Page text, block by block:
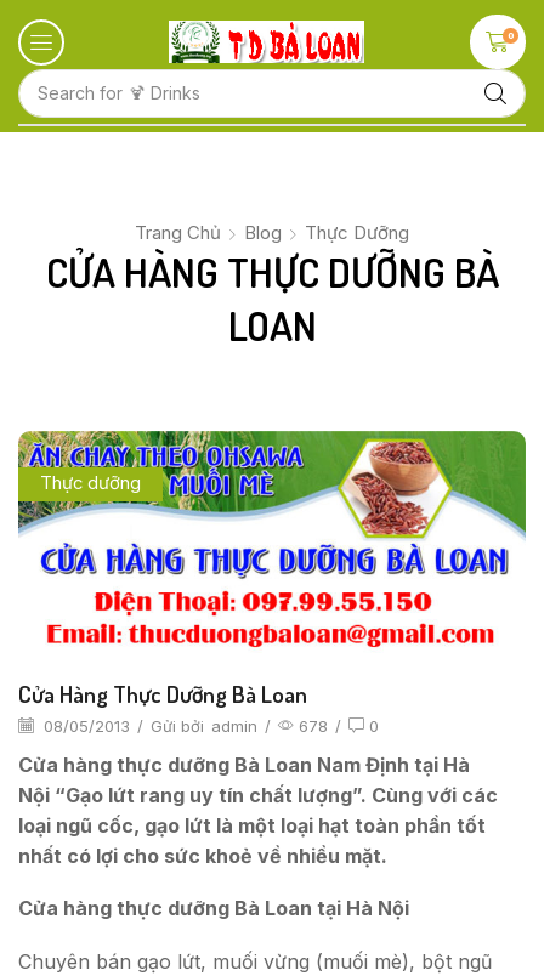
Search for 🍋 Fruits
0
Trang Chủ Blog Thực Dưỡng
CỬA HÀNG THỰC DƯỠNG BÀ
LOAN
Thực dưỡng
Cửa Hàng Thực Dưỡng Bà Loan
08/05/2013 / Gửi bởi admin / 678 / 0
Cửa hàng thực dưỡng Bà Loan Nam Định tại Hà
Nội “Gạo lứt rang uy tín chất lượng”. Cùng với các
loại ngũ cốc, gạo lứt là một loại hạt toàn phần tốt
nhất có lợi cho sức khoẻ về nhiều mặt.
Cửa hàng thực dưỡng Bà Loan tại Hà Nội
Chuyên bán gạo lứt, muối vừng (muối mè), bột ngũ